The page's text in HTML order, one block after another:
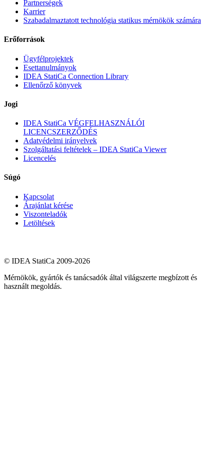
Partnerségek
Karrier
Szabadalmaztatott technológia statikus mérnökök számára
Erőforrások
Ügyfélprojektek
Esettanulmányok
IDEA StatiCa Connection Library
Ellenőrző könyvek
Jogi
IDEA StatiCa VÉGFELHASZNÁLÓI
LICENCSZERZŐDÉS
Adatvédelmi irányelvek
Szolgáltatási feltételek – IDEA StatiCa Viewer
Licencelés
Súgó
Kapcsolat
Árajánlat kérése
Viszonteladók
Letöltések
© IDEA StatiCa 2009-2026
Mérnökök, gyártók és tanácsadók által világszerte megbízott és
használt megoldás.